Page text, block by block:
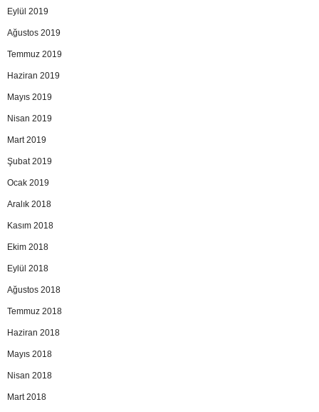
Eylül 2019
Ağustos 2019
Temmuz 2019
Haziran 2019
Mayıs 2019
Nisan 2019
Mart 2019
Şubat 2019
Ocak 2019
Aralık 2018
Kasım 2018
Ekim 2018
Eylül 2018
Ağustos 2018
Temmuz 2018
Haziran 2018
Mayıs 2018
Nisan 2018
Mart 2018